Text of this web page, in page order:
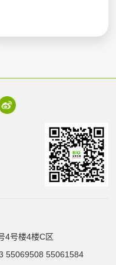
4号楼4楼C区
55069508 55061584